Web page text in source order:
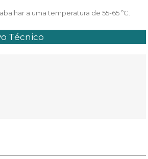
a uma temperatura de 55-65 ºC.
Técnico